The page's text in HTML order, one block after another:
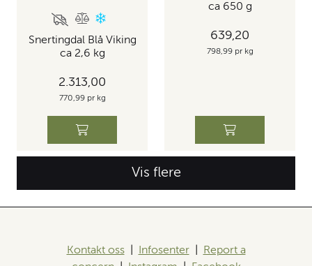
Snertingdal Blå Viking
ca 2,6 kg
2.313,00
770,99 pr kg
ca 650 g
639,20
798,99 pr kg
Vis flere
Kontakt oss| Infosenter|
Report a